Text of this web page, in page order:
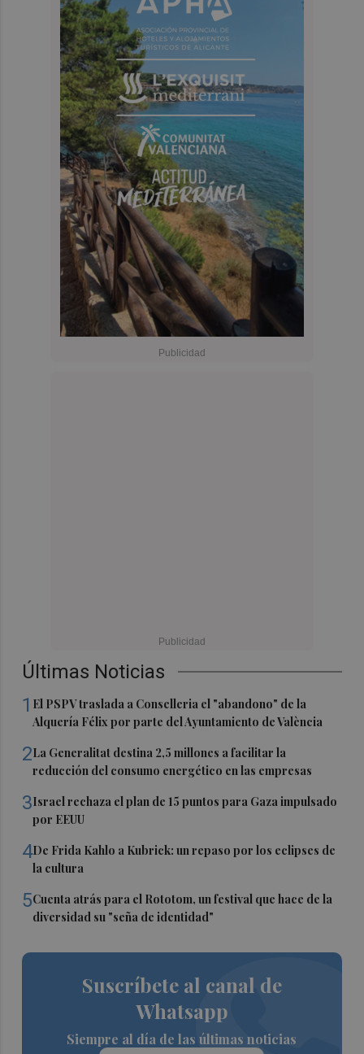
Últimas Noticias
1 El PSPV traslada a Conselleria el "abandono" de la
Alquería Félix por parte del Ayuntamiento de València
2La Generalitat destina 2,5 millones a facilitar la
reducción del consumo energético en las empresas
3Israel rechaza el plan de 15 puntos para Gaza impulsado
por EEUU
4De Frida Kahlo a Kubrick: un repaso por los eclipses de
la cultura
5Cuenta atrás para el Rototom, un festival que hace de la
diversidad su "seña de identidad"
Suscríbete al canal de
Whatsapp
Siempre al día de las últimas noticias